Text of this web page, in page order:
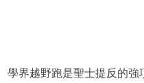
學界越野跑是聖士提反的